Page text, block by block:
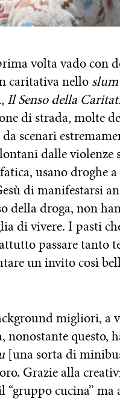
volta vado con
caritativa nelloslum
Il Senso della
di strada, molte
scenari
dalle violenze
usano droghe a
di manifestarsi
della droga, non
di vivere. I pasti
passare tanto
un invito così
migliori, a
nonostante questo,
[una sorta di
Grazie alla
cucina” ma